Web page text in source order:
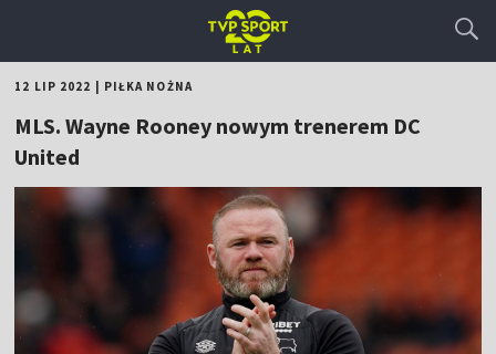
12 LIP 2022 PIŁKA NOŻNA
MLS. Wayne Rooney nowym trenerem DC
United